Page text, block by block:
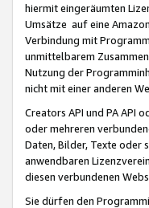
hiermit eingeräumten
Umsätze auf eine
Verbindung mit
unmittelbarem
Nutzung der
nicht mit einer anderen
Creators API und PA API
oder mehreren
Daten, Bilder, Texte oder
anwendbaren
diesen verbundenen
Sie dürfen den